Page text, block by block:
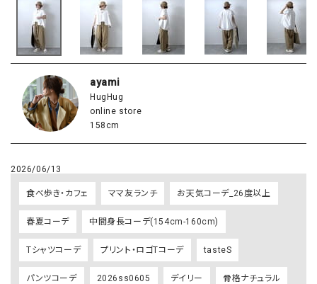
ayami
HugHug
online store
158cm
2026/06/13
食べ歩き・カフェ ママ友ランチ お天気コーデ_26度以上
春夏コーデ 中間身長コーデ(154cm-160cm)
Tシャツコーデ プリント・ロゴTコーデ tasteS
パンツコーデ 2026ss0605 デイリー 骨格ナチュラル